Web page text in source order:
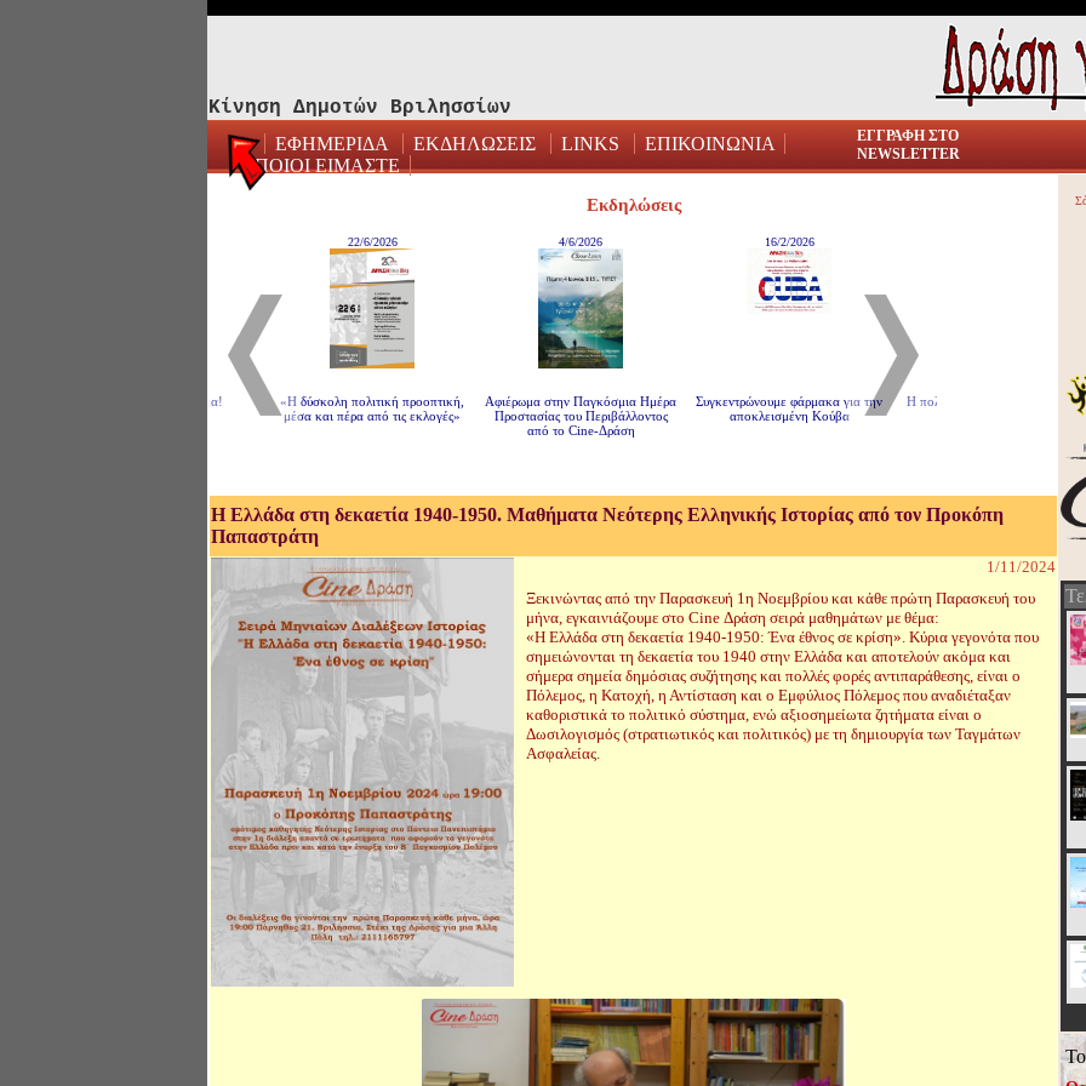
Κίνηση Δημοτών Βριλησσίων
ΕΦΗΜΕΡΙΔΑ ΕΚΔΗΛΩΣΕΙΣ LINKS
ΕΠΙΚΟΙΝΩΝΙΑ
ΠΟΙΟΙ ΕΙΜΑΣΤΕ
ΕΓΓΡΑΦΗ ΣΤΟ
NEWSLETTER
Εκδηλώσεις
22/6/2026
«Η δύσκολη πολιτική προοπτική,
μέσα και πέρα από τις εκλογές»
4/6/2026
Αφιέρωμα στην Παγκόσμια Ημέρα
Προστασίας του Περιβάλλοντος
από το Cine-Δράση
16/2/2026
Συγκεντρώνουμε φάρμακα για την
αποκλεισμένη Κούβα
Η πολιτική επιστρέφει. Συζήτηση
Η Ελλάδα στη δεκαετία 1940-1950. Μαθήματα Νεότερης Ελληνικής Ιστορίας από τον Προκόπη
Παπαστράτη
1/11/2024
Ξεκινώντας από την Παρασκευή 1η Νοεμβρίου και κάθε πρώτη Παρασκευή του
μήνα, εγκαινιάζουμε στο Cine Δράση σειρά μαθημάτων με θέμα:
«Η Ελλάδα στη δεκαετία 1940-1950: Ένα έθνος σε κρίση». Κύρια γεγονότα που
σημειώνονται τη δεκαετία του 1940 στην Ελλάδα και αποτελούν ακόμα και
σήμερα σημεία δημόσιας συζήτησης και πολλές φορές αντιπαράθεσης, είναι ο
Πόλεμος, η Κατοχή, η Αντίσταση και ο Εμφύλιος Πόλεμος που αναδιέταξαν
καθοριστικά το πολιτικό σύστημα, ενώ αξιοσημείωτα ζητήματα είναι ο
Δωσιλογισμός (στρατιωτικός και πολιτικός) με τη δημιουργία των Ταγμάτων
Ασφαλείας.